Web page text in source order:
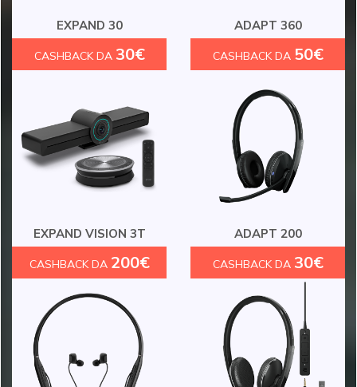
EXPAND 30
CASHBACK DA 30€
ADAPT 360
CASHBACK DA 50€
EXPAND VISION 3T
CASHBACK DA 200€
ADAPT 200
CASHBACK DA 30€